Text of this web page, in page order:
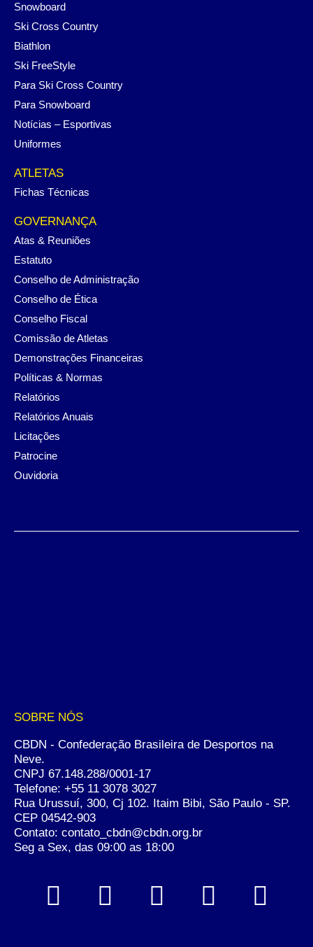
Snowboard
Ski Cross Country
Biathlon
Ski FreeStyle
Para Ski Cross Country
Para Snowboard
Notícias – Esportivas
Uniformes
ATLETAS
Fichas Técnicas
GOVERNANÇA
Atas & Reuniões
Estatuto
Conselho de Administração
Conselho de Ética
Conselho Fiscal
Comissão de Atletas
Demonstrações Financeiras
Políticas & Normas
Relatórios
Relatórios Anuais
Licitações
Patrocine
Ouvidoria
SOBRE NÓS
CBDN - Confederação Brasileira de Desportos na
Neve.
CNPJ 67.148.288/0001-17
Telefone: +55 11 3078 3027
Rua Urussuí, 300, Cj 102. Itaim Bibi, São Paulo - SP.
CEP 04542-903
Contato: contato_cbdn@cbdn.org.br
Seg a Sex, das 09:00 as 18:00